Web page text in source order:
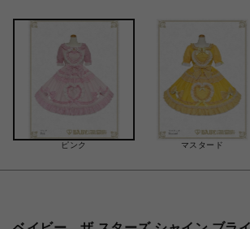
ピンク マスタード